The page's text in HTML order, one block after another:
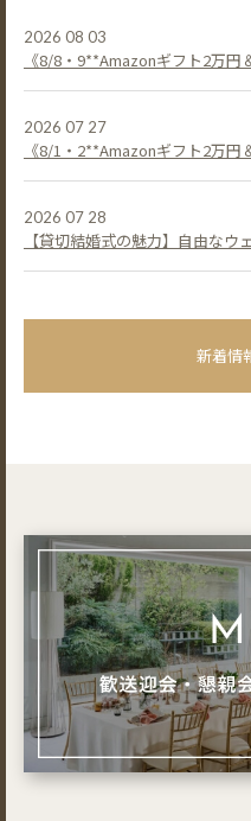
2026 08 03
《8/8・9**Amazonギフト2万円
2026 07 27
《8/1・2**Amazonギフト2万円
2026 07 28
【貸切結婚式の魅力】自由な
新着情